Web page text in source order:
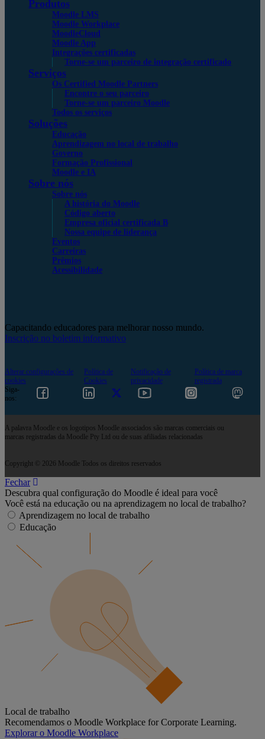
Produtos
Moodle LMS
Moodle Workplace
MoodleCloud
Moodle App
Integrações certificadas
Torne-se um parceiro de integração certificado
Serviços
Os Certified Moodle Partners
Encontre o seu parceiro
Torne-se um parceiro Moodle
Todos os serviços
Soluções
Educação
Aprendizagem no local de trabalho
Governo
Formação Profissional
Moodle e IA
Sobre nós
Sobre nós
A história do Moodle
Código aberto
Empresa oficial certificada B
Nossa equipe de liderança
Eventos
Carreiras
Prêmios
Acessibilidade
Capacitando educadores para melhorar nosso mundo.
Inscrição no boletim informativo
Alterar configurações de
cookies
Política de
Cookies
Notificação de
privacidade
Política de marca
registrada
Siga-
nos:
A palavra Moodle e os logotipos Moodle associados são marcas comerciais ou
marcas registradas da Moodle Pty Ltd ou de suas afiliadas relacionadas
Copyright © 2026 Moodle Todos os direitos reservados
Fechar
Descubra qual configuração do Moodle é ideal para você
Você está na educação ou na aprendizagem no local de trabalho?
Aprendizagem no local de trabalho
Educação
Local de trabalho
Recomendamos o Moodle Workplace for Corporate Learning.
Explorar o Moodle Workplace